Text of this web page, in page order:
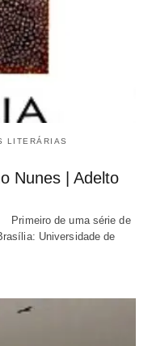
LITERÁRIAS
Nunes | Adelto
série de
Universidade de